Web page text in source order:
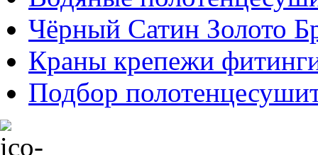
Чёрный Сатин Золото
Краны крепежи
Подбор